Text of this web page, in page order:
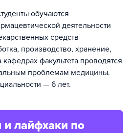
обучаются
деятельности
средств
производство, хранение,
кафедрах факультета проводятся
проблемам медицины.
— 6 лет.
лайфхаки по